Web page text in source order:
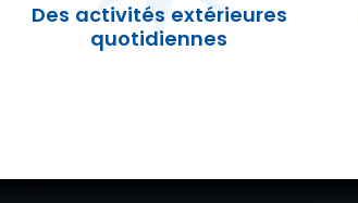
Des activités extérieures
quotidiennes